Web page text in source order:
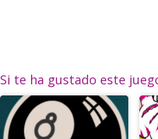
Si te ha gustado este